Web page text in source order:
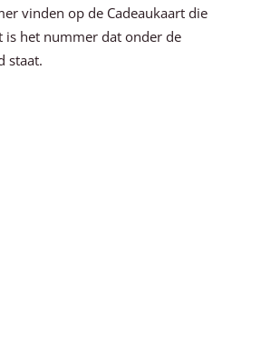
vinden op de Cadeaukaart die
is het nummer dat onder de
staat.